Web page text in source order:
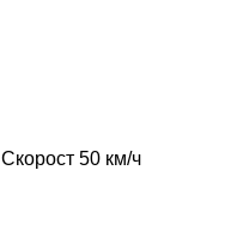
Скорост 50 км/ч